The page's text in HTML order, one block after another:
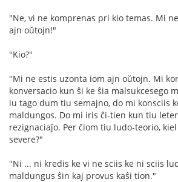
"Ne, vi ne komprenas pri kio temas. Mi
ajn oŭtojn!"
"Kio?"
"Mi ne estis uzonta iom ajn oŭtojn. Mi
konversacio kun ŝi ke ŝia malsukcesego
iu tago dum tiu semajno, do mi konsciis
maldungos. Do mi iris ĉi-tien kun tiu
rezignaciaĵo. Per ĉiom tiu ludo-teorio,
severe?"
"Ni ... ni kredis ke vi ne sciis ke ni sciis
maldungus ŝin kaj provus kaŝi tion."